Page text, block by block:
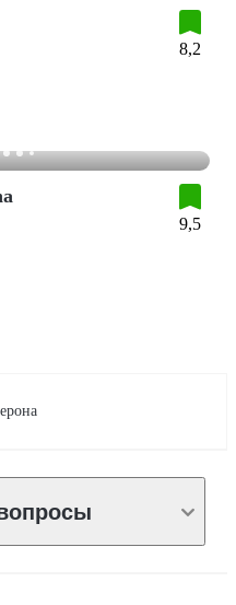
8,2
9,5